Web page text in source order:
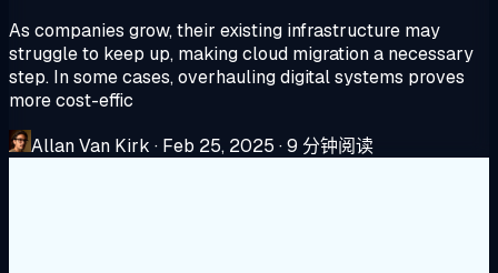
As companies grow, their existing infrastructure may
struggle to keep up, making cloud migration a necessary
step. In some cases, overhauling digital systems proves
more cost-effic
Allan Van Kirk · Feb 25, 2025 ·9 分钟阅读